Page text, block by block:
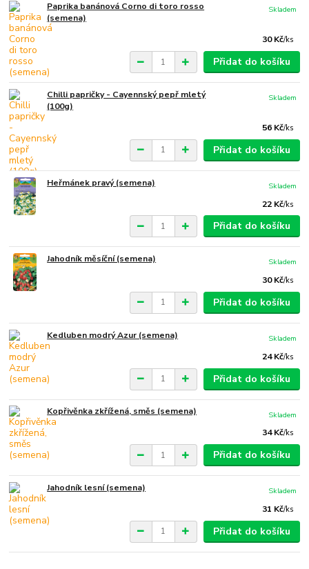
Paprika banánová Corno di toro rosso
(semena)
30 Kč/ks
Skladem
Přidat do košíku
Chilli papričky - Cayennský pepř mletý
(100g)
56 Kč/ks
Skladem
Přidat do košíku
Heřmánek pravý (semena)
22 Kč/ks
Skladem
Přidat do košíku
Jahodník měsíční (semena)
30 Kč/ks
Skladem
Přidat do košíku
Kedluben modrý Azur (semena)
24 Kč/ks
Skladem
Přidat do košíku
Kopřivěnka zkřížená, směs (semena)
34 Kč/ks
Skladem
Přidat do košíku
Jahodník lesní (semena)
31 Kč/ks
Skladem
Přidat do košíku